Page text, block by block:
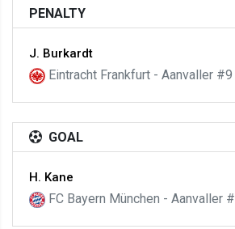
PENALTY
J. Burkardt
Eintracht Frankfurt - Aanvaller #9
GOAL
H. Kane
FC Bayern München - Aanvaller #